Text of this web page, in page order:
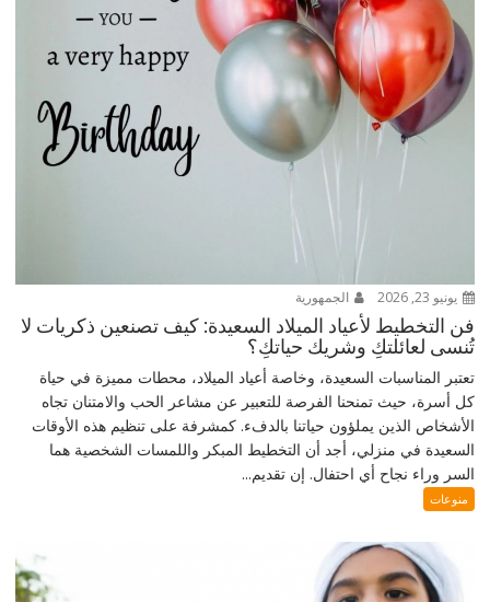
يونيو 23, 2026 الجمهورية
فن التخطيط لأعياد الميلاد السعيدة: كيف تصنعين ذكريات لا
تُنسى لعائلتكِ وشريك حياتكِ؟
تعتبر المناسبات السعيدة، وخاصة أعياد الميلاد، محطات مميزة في حياة
كل أسرة، حيث تمنحنا الفرصة للتعبير عن مشاعر الحب والامتنان تجاه
الأشخاص الذين يملؤون حياتنا بالدفء. كمشرفة على تنظيم هذه الأوقات
السعيدة في منزلي، أجد أن التخطيط المبكر واللمسات الشخصية هما
السر وراء نجاح أي احتفال. إن تقديم...
منوعات